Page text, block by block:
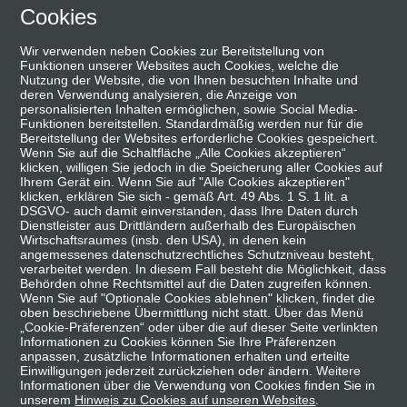
Skip
main
content
Startseite|Leben mit CLL |Mit Symptomen umgehen
Vorlesen
Wie Sie im Alltag mit Symptomen
Cookies
Wir verwenden neben Cookies zur Bereitstellung von
Funktionen unserer Websites auch Cookies, welche die
Nutzung der Website, die von Ihnen besuchten Inhalte und
deren Verwendung analysieren, die Anzeige von
personalisierten Inhalten ermöglichen, sowie Social Media-
Funktionen bereitstellen. Standardmäßig werden nur für die
Bereitstellung der Websites erforderliche Cookies gespeichert.
Wenn Sie auf die Schaltfläche „Alle Cookies akzeptieren“
klicken, willigen Sie jedoch in die Speicherung aller Cookies auf
Ihrem Gerät ein. Wenn Sie auf "Alle Cookies akzeptieren"
klicken, erklären Sie sich - gemäß Art. 49 Abs. 1 S. 1 lit. a
DSGVO- auch damit einverstanden, dass Ihre Daten durch
Dienstleister aus Drittländern außerhalb des Europäischen
Wirtschaftsraumes (insb. den USA), in denen kein
angemessenes datenschutzrechtliches Schutzniveau besteht,
verarbeitet werden. In diesem Fall besteht die Möglichkeit, dass
Behörden ohne Rechtsmittel auf die Daten zugreifen können.
Wenn Sie auf "Optionale Cookies ablehnen" klicken, findet die
oben beschriebene Übermittlung nicht statt. Über das Menü
„Cookie-Präferenzen“ oder über die auf dieser Seite verlinkten
Informationen zu Cookies können Sie Ihre Präferenzen
anpassen, zusätzliche Informationen erhalten und erteilte
Einwilligungen jederzeit zurückziehen oder ändern. Weitere
Informationen über die Verwendung von Cookies finden Sie in
unserem Hinweis zu Cookies auf unseren Websites